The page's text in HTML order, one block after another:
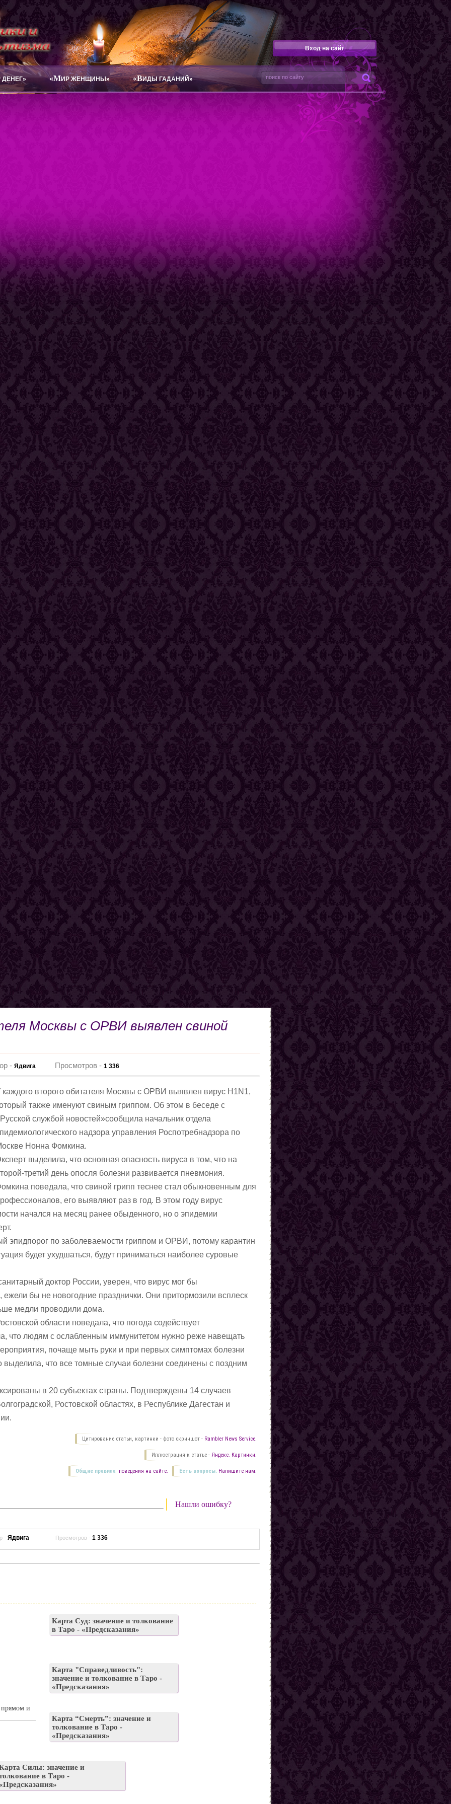
Вход на сайт
ДЕНЕГ» «МИР ЖЕНЩИНЫ» «ВИДЫ ГАДАНИЙ»
Москвы с ОРВИ выявлен свиной
-Ядвига Просмотров -1 336
каждого второго обитателя Москвы с ОРВИ выявлен вирус Н1N1,
также именуют свиным гриппом. Об этом в беседе с
службой новостей»сообщила начальник отдела
надзора управления Роспотребнадзора по
Нонна Фомкина.
выделила, что основная опасность вируса в том, что на
третий день опосля болезни развивается пневмония.
поведала, что свиной грипп теснее стал обыкновенным для
его выявляют раз в год. В этом году вирус
начался на месяц ранее обыденного, но о эпидемии
эпидпорог по заболеваемости гриппом и ОРВИ, потому карантин
будет ухудшаться, будут приниматься наиболее суровые
доктор России, уверен, что вирус мог бы
бы не новогодние празднички. Они притормозили всплеск
медли проводили дома.
области поведала, что погода содействует
что людям с ослабленным иммунитетом нужно реже навещать
почаще мыть руки и при первых симптомах болезни
что все томные случаи болезни соединены с поздним
в 20 субъектах страны. Подтверждены 14 случаев
Ростовской областях, в Республике Дагестан и
Цитирование статьи, картинки - фото скриншот - Rambler News Service.
Иллюстрация к статье - Яндекс. Картинки.
Есть вопросы. Напишите нам.
Общие правила поведения на сайте.
Нашли ошибку?
-Ядвига Просмотров -1 336
прямом и
Карта Суд: значение и толкование
в Таро - «Предсказания»
Карта "Справедливость":
значение и толкование в Таро -
«Предсказания»
Карта “Смерть”: значение и
толкование в Таро -
«Предсказания»
Силы: значение и
в Таро -
«Предсказания»